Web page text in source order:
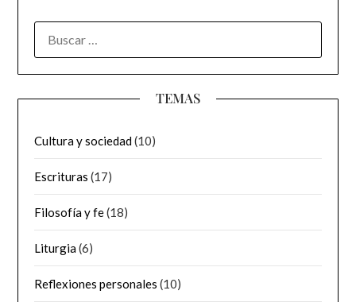
TEMAS
Cultura y sociedad(10)
Escrituras (17)
Filosofía y fe(18)
Liturgia(6)
Reflexiones personales (10)